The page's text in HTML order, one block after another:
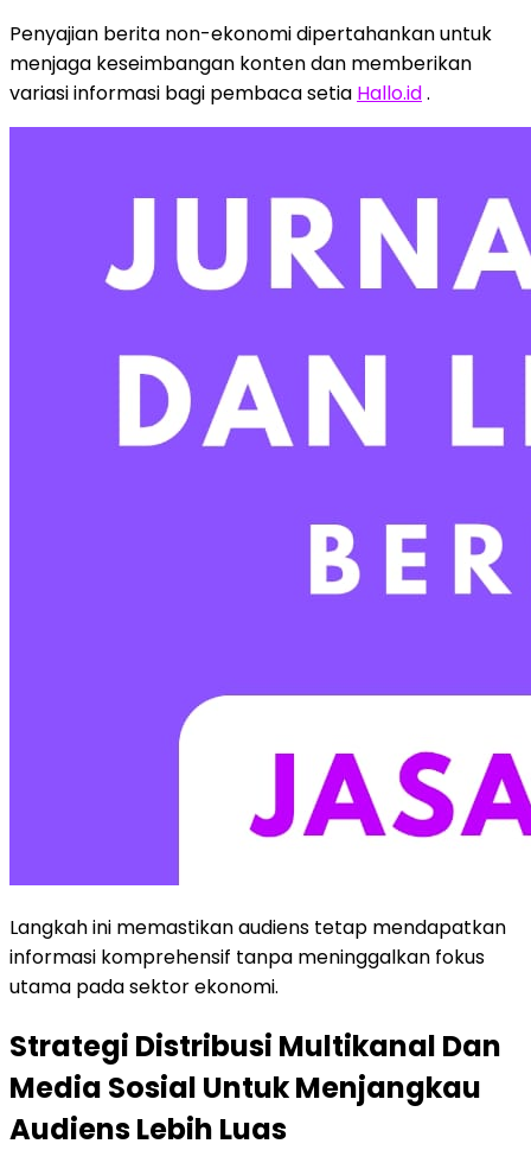
Penyajian berita non-ekonomi dipertahankan untuk
menjaga keseimbangan konten dan memberikan
variasi informasi bagi pembaca setia Hallo.id.
Langkah ini memastikan audiens tetap mendapatkan
informasi komprehensif tanpa meninggalkan fokus
utama pada sektor ekonomi.
Strategi Distribusi Multikanal Dan
Media Sosial Untuk Menjangkau
Audiens Lebih Luas